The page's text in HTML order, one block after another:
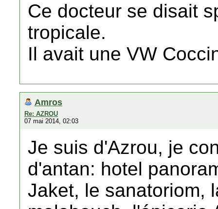
Ce docteur se disait
tropicale.
Il avait une VW
Amros
Re: AZROU
07 mai 2014, 02:03
Je suis d'Azrou, je
d'antan: hotel
Jaket, le sanatoriom,